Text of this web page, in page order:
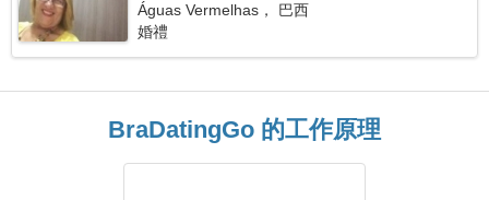
Águas Vermelhas， 巴西
婚禮
BraDatingGo 的工作原理